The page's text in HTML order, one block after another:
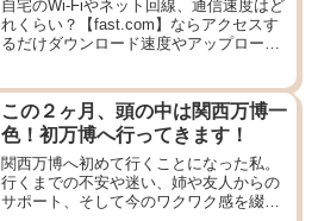
自宅のWi-Fiやネット回線、通信速度はど
れくらい？【fast.com】ならアクセスす
るだけダウンロード速度やアップロード
この２ヶ月、頭の中は関西万博一
色！初万博へ行ってきます！
関西万博へ初めて行くことになった私。
行くまでの不安や迷い、姉や友人からの
サポート、そして今のワクワク感を綴り